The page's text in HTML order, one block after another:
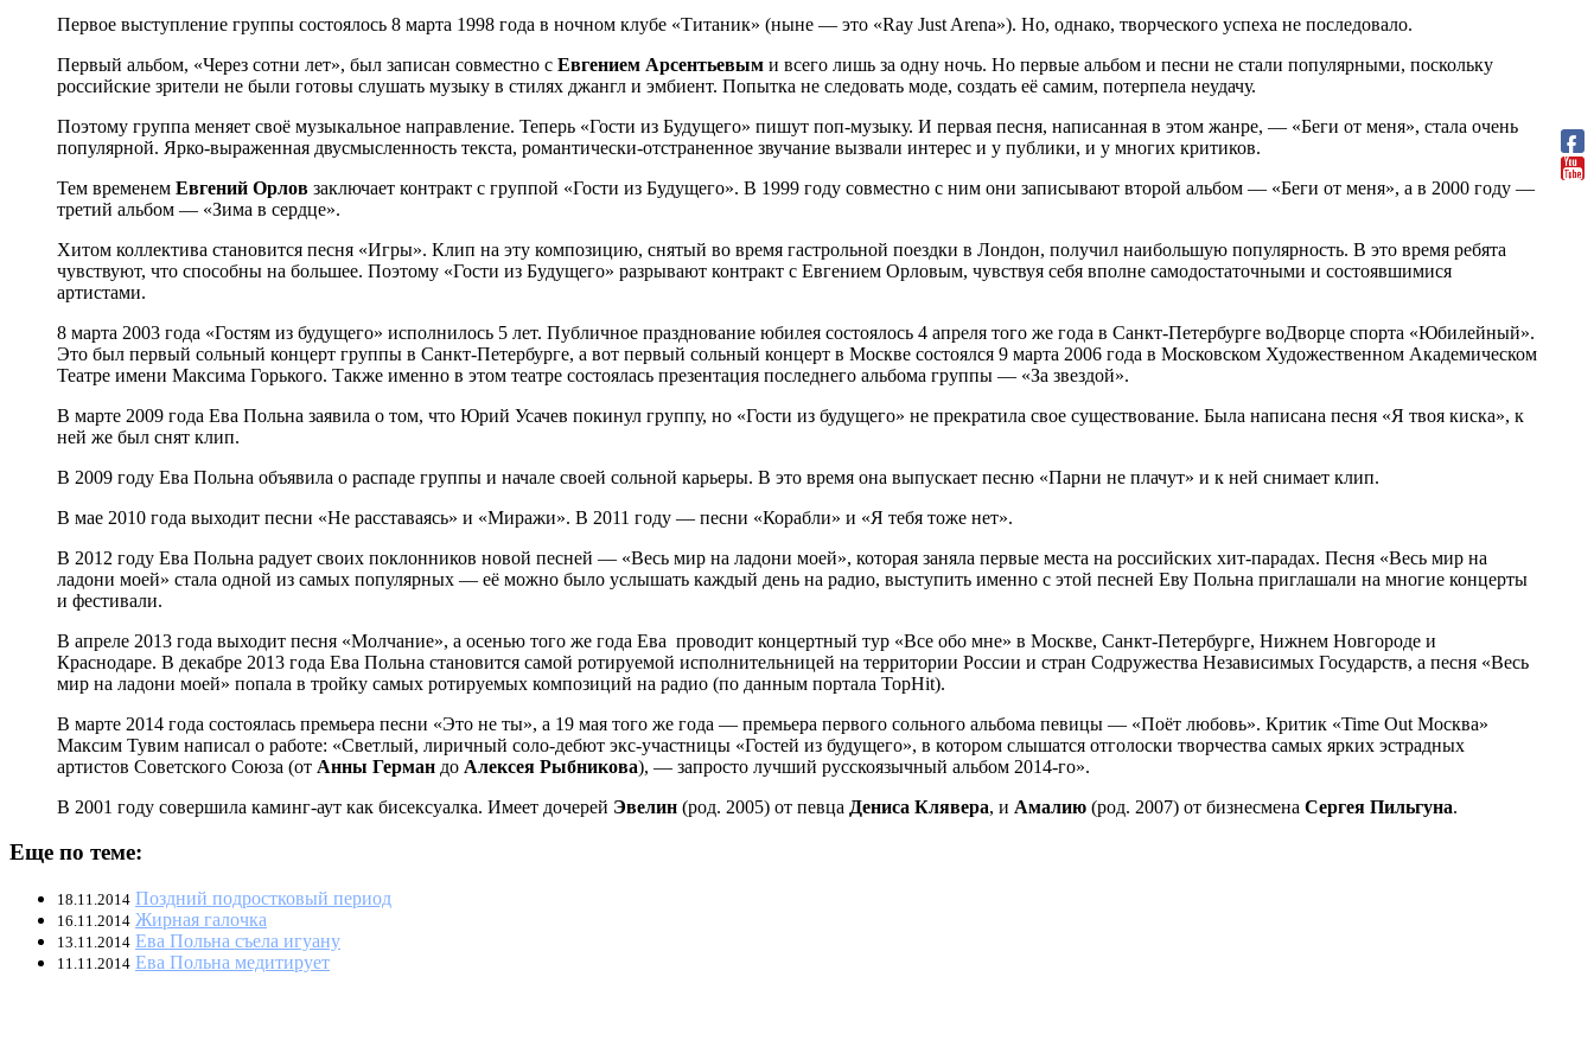
Первое выступление группы состоялось 8 марта 1998 года в ночном клубе «Титаник» (ныне — это «Ray Just Arena»). Но, однако, творческого успеха не последовало.
Первый альбом, «Через сотни лет», был записан совместно с Евгением Арсентьевым и всего лишь за одну ночь. Но первые альбом и песни не стали популярными, поскольку
российские зрители не были готовы слушать музыку в стилях джангл и эмбиент. Попытка не следовать моде, создать её самим, потерпела неудачу.
Поэтому группа меняет своё музыкальное направление. Теперь «Гости из Будущего» пишут поп-музыку. И первая песня, написанная в этом жанре, — «Беги от меня», стала очень
популярной. Ярко-выраженная двусмысленность текста, романтически-отстраненное звучание вызвали интерес и у публики, и у многих критиков.
Тем временем Евгений Орлов заключает контракт с группой «Гости из Будущего». В 1999 году совместно с ним они записывают второй альбом — «Беги от меня», а в 2000 году —
третий альбом — «Зима в сердце».
Хитом коллектива становится песня «Игры». Клип на эту композицию, снятый во время гастрольной поездки в Лондон, получил наибольшую популярность. В это время ребята
чувствуют, что способны на большее. Поэтому «Гости из Будущего» разрывают контракт с Евгением Орловым, чувствуя себя вполне самодостаточными и состоявшимися
артистами.
8 марта 2003 года «Гостям из будущего» исполнилось 5 лет. Публичное празднование юбилея состоялось 4 апреля того же года в Санкт-Петербурге воДворце спорта «Юбилейный».
Это был первый сольный концерт группы в Санкт-Петербурге, а вот первый сольный концерт в Москве состоялся 9 марта 2006 года в Московском Художественном Академическом
Театре имени Максима Горького. Также именно в этом театре состоялась презентация последнего альбома группы — «За звездой».
В марте 2009 года Ева Польна заявила о том, что Юрий Усачев покинул группу, но «Гости из будущего» не прекратила свое существование. Была написана песня «Я твоя киска», к
ней же был снят клип.
В 2009 году Ева Польна объявила о распаде группы и начале своей сольной карьеры. В это время она выпускает песню «Парни не плачут» и к ней снимает клип.
В мае 2010 года выходит песни «Не расставаясь» и «Миражи». В 2011 году — песни «Корабли» и «Я тебя тоже нет».
В 2012 году Ева Польна радует своих поклонников новой песней — «Весь мир на ладони моей», которая заняла первые места на российских хит-парадах. Песня «Весь мир на
ладони моей» стала одной из самых популярных — её можно было услышать каждый день на радио, выступить именно с этой песней Еву Польна приглашали на многие концерты
и фестивали.
В апреле 2013 года выходит песня «Молчание», а осенью того же года Ева проводит концертный тур «Все обо мне» в Москве, Санкт-Петербурге, Нижнем Новгороде и
Краснодаре. В декабре 2013 года Ева Польна становится самой ротируемой исполнительницей на территории России и стран Содружества Независимых Государств, а песня «Весь
мир на ладони моей» попала в тройку самых ротируемых композиций на радио (по данным портала TopHit).
В марте 2014 года состоялась премьера песни «Это не ты», а 19 мая того же года — премьера первого сольного альбома певицы — «Поёт любовь». Критик «Time Out Москва»
Максим Тувим написал о работе: «Светлый, лиричный соло-дебют экс-участницы «Гостей из будущего», в котором слышатся отголоски творчества самых ярких эстрадных
артистов Советского Союза (от Анны Герман до Алексея Рыбникова), — запросто лучший русскоязычный альбом 2014-го».
В 2001 году совершила каминг-аут как бисексуалка. Имеет дочерей Эвелин (род. 2005) от певца Дениса Клявера, и Амалию (род. 2007) от бизнесмена Сергея Пильгуна.
Еще по теме:
18.11.2014 Поздний подростковый период
16.11.2014 Жирная галочка
13.11.2014 Ева Польна съела игуану
11.11.2014 Ева Польна медитирует